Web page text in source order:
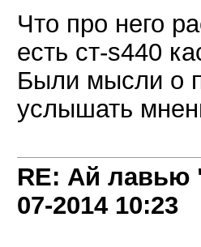
Что про него
есть ст-s440
Были мысли о
услышать
RE: Ай лавью
07-2014 10:23